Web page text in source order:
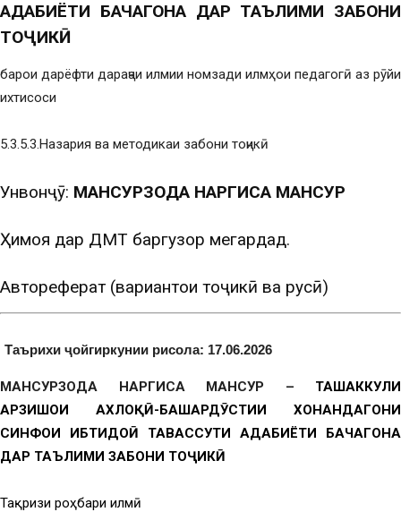
АДАБИЁТИ БАЧАГОНА ДАР ТАЪЛИМИ ЗАБОНИ
ТОҶИКӢ
барои дарёфти дараҷаи илмии номзади илмҳои педагогӣ аз рӯйи
ихтисоси
5.3.5.3.Назария ва методикаи забони тоҷикӣ
Унвонҷӯ: МАНСУРЗОДА НАРГИСА МАНСУР
Ҳимоя дар ДМТ баргузор мегардад.
Автореферат (вариантҳои тоҷикӣ ва русӣ)
Таърихи ҷойгиркунии рисола: 17.06.2026
МАНСУРЗОДА НАРГИСА МАНСУР – ТАШАККУЛИ
АРЗИШҲОИ АХЛОҚӢ-БАШАРДӮСТИИ ХОНАНДАГОНИ
СИНФҲОИ ИБТИДОӢ ТАВАССУТИ АДАБИЁТИ БАЧАГОНА
ДАР ТАЪЛИМИ ЗАБОНИ ТОҶИКӢ
Тақризи роҳбари илмӣ